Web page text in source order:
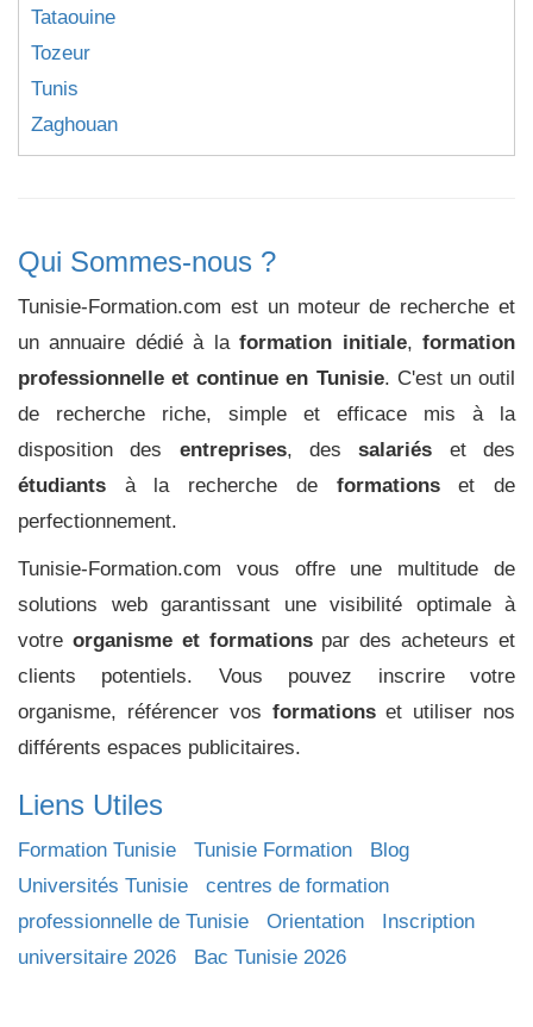
Tataouine
Tozeur
Tunis
Zaghouan
Qui Sommes-nous ?
Tunisie-Formation.com est un moteur de recherche et
un annuaire dédié à laformation initiale,formation
professionnelle et continue en Tunisie. C'est un outil
de recherche riche, simple et efficace mis à la
disposition des entreprises, dessalariés et des
étudiants à la recherche de formationset de
perfectionnement.
Tunisie-Formation.com vous offre une multitude de
solutions web garantissant une visibilité optimale à
votre organisme et formationspar des acheteurs et
clients potentiels. Vous pouvez inscrire votre
organisme, référencer vos formationset utiliser nos
différents espaces publicitaires.
Liens Utiles
Formation Tunisie Tunisie Formation
Blog
Universités Tunisie
centres de formation
professionnelle de Tunisie
Orientation
Inscription
universitaire 2026
Bac Tunisie 2026